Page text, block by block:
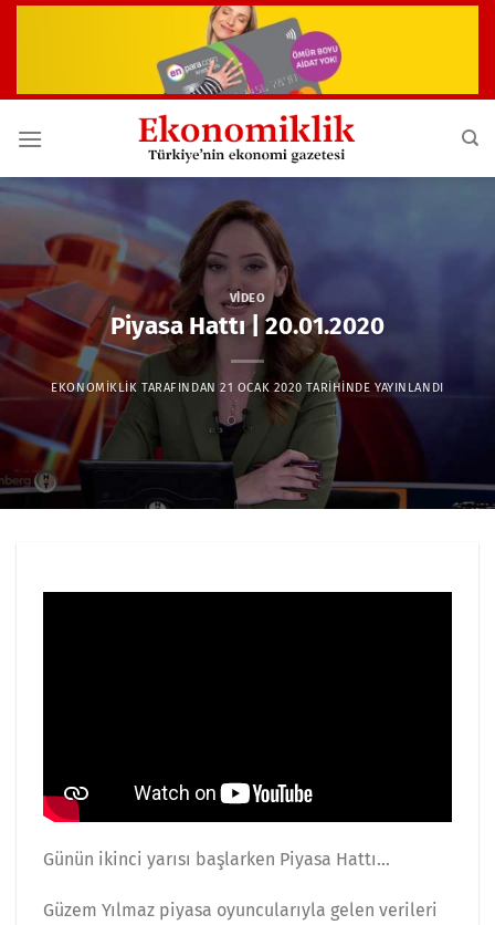
VIDEO
Piyasa Hattı | 20.01.2020
EKONOMIKLIKTARAFINDAN 21 OCAK 2020 TARIHINDE YAYINLANDI
Günün ikinci yarısı başlarken Piyasa Hattı…
Güzem Yılmaz piyasa oyuncularıyla gelen verileri